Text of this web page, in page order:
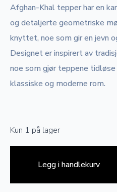
Afghan-Khal tepper har en
og detaljerte geometriske
knyttet, noe som gir en jevn
Designet er inspirert av
noe som gjør teppene
klassiske og moderne rom.
Kun 1 på lager
Legg i handlekurv